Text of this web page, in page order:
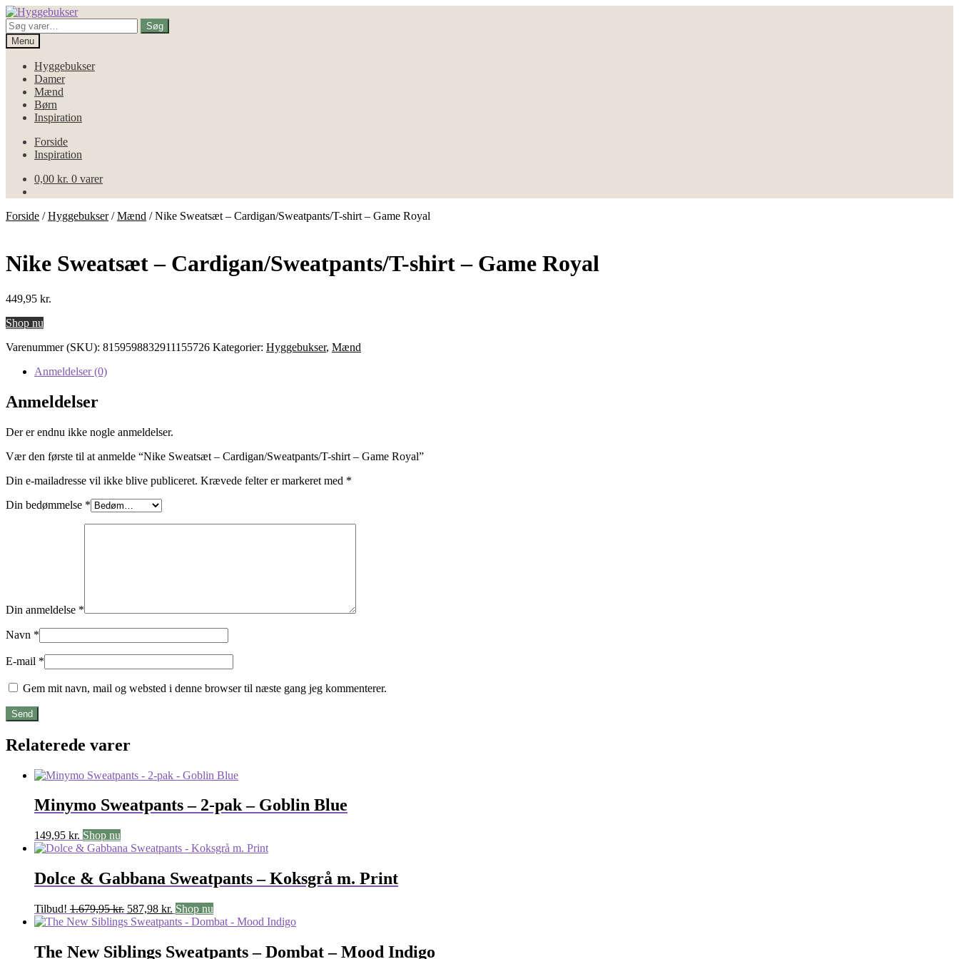
Spring
til
navigation
Spring
til
indhold
Søg
efter:
Søg
Menu
Hyggebukser
Damer
Mænd
Børn
Inspiration
Forside
Inspiration
0,00 kr. 0 varer
Forside /Hyggebukser/Mænd /Nike Sweatsæt – Cardigan/Sweatpants/T-shirt – Game Royal
Nike Sweatsæt – Cardigan/Sweatpants/T-shirt – Game Royal
449,95 kr.
Shop nu
Varenummer (SKU): 8159598832911155726 Kategorier: Hyggebukser, Mænd
Anmeldelser (0)
Anmeldelser
Der er endnu ikke nogle anmeldelser.
Vær den første til at anmelde “Nike Sweatsæt – Cardigan/Sweatpants/T-shirt – Game Royal”
Din e-mailadresse vil ikke blive publiceret. Krævede felter er markeret med *
Din bedømmelse *
Din anmeldelse *
Navn *
E-mail *
Gem mit navn, mail og websted i denne browser til næste gang jeg kommenterer.
Relaterede varer
Minymo Sweatpants – 2-pak – Goblin Blue
149,95 kr. Shop nu
Dolce & Gabbana Sweatpants – Koksgrå m. Print
Tilbud! 1.679,95kr. Den
oprindelige
var:
587,98 kr. Den
aktuelle
er:
Shop nu
The New Siblings Sweatpants – Dombat – Mood Indigo